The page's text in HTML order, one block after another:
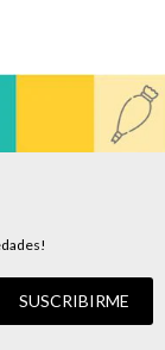
SUSCRIBIRME